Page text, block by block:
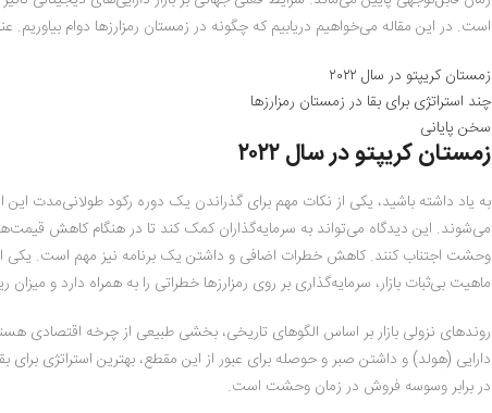
است. در این مقاله می‌خواهیم دریابیم که چگونه در زمستان رمز‌ارز‌ها دوام بیاوریم.
زمستان کریپتو در سال ۲۰۲۲
چند استراتژی برای بقا در زمستان رمز‌ارز‌ها
سخن پایانی
زمستان کریپتو در سال ۲۰۲۲
به یاد داشته باشید، یکی از نکات مهم برای گذراندن یک دوره رکود طولانی‌مدت
می‌شوند. این دیدگاه می‌تواند به سرمایه‌گذاران کمک کند تا در هنگام کاهش
وحشت اجتناب کنند. کاهش خطرات اضافی و داشتن یک برنامه نیز مهم است. یکی
ماهیت بی‌ثبات بازار، سرمایه‌گذاری بر روی رمز‌ارز‌ها خطراتی را به همراه دارد و
روندهای نزولی بازار بر اساس الگوهای تاریخی، بخشی طبیعی از چرخه اقتصادی
دارایی (هولد) و داشتن صبر و حوصله برای عبور از این مقطع، بهترین استراتژی
در برابر وسوسه فروش در زمان وحشت است.